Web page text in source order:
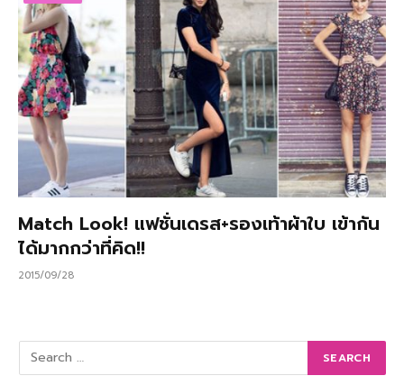
Match Look! แฟชั่นเดรส+รองเท้าผ้าใบ เข้ากัน
ได้มากกว่าที่คิด!!
2015/09/28